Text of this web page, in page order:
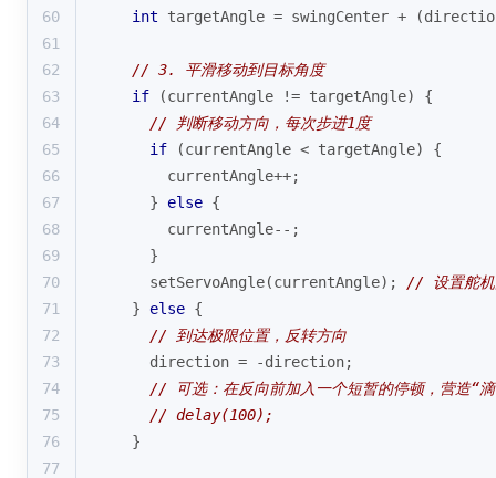
60
int targetAngle = swingCenter +
61
62
// 3. 平滑移动到目标角度
63
if (currentAngle != targetAngle) {
64
// 判断移动方向，每次步进1度
65
if (currentAngle < targetAngle) {
66
      currentAngle++;
67
    }
else {
68
      currentAngle--;
69
    }
70
setServoAngle(currentAngle); // 设置舵机
71
  }
else {
72
// 到达极限位置，反转方向
73
    direction = -direction;
74
// 可选：在反向前加入一个短暂的停顿，营造“
75
// delay(100);
76
  }
77